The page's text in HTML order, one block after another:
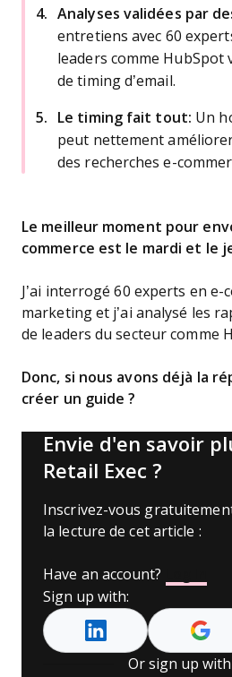
Analyses validées par
entretiens avec 60
leaders comme HubSpot
de timing d’email.
Le timing fait tout: Un
peut nettement
des recherches e-
Le meilleur moment pour
commerce est le mardi et le
J’ai interrogé 60 experts en e-
marketing et j’ai analysé les
de leaders du secteur comme
Donc, si nous avons déjà la
créer un guide ?
Envie d'en savoir
Retail Exec ?
Inscrivez-vous
la lecture de cet article :
Have an account?
Sign up with:
Or sign up with